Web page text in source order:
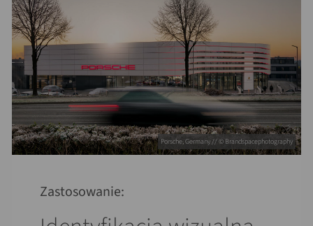
Porsche, Germany // © Brandspacephotography
Zastosowanie: